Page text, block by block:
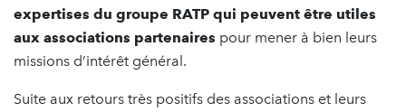
expertises du groupe RATP qui peuvent être utiles
aux associations partenaires pour mener à bien leurs
missions d’intérêt général.
Suite aux retours très positifs des associations et leurs